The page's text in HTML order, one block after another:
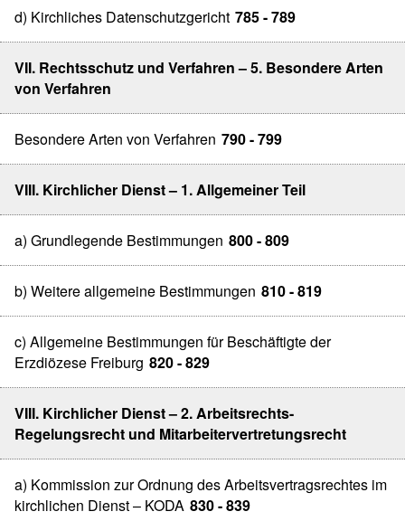
d) Kirchliches Datenschutzgericht 785 - 789
VII. Rechtsschutz und Verfahren – 5. Besondere Arten
von Verfahren
Besondere Arten von Verfahren 790 - 799
VIII. Kirchlicher Dienst – 1. Allgemeiner Teil
a) Grundlegende Bestimmungen 800 - 809
b) Weitere allgemeine Bestimmungen 810 - 819
c) Allgemeine Bestimmungen für Beschäftigte der
Erzdiözese Freiburg 820 - 829
VIII. Kirchlicher Dienst – 2. Arbeitsrechts-
Regelungsrecht und Mitarbeitervertretungsrecht
a) Kommission zur Ordnung des Arbeitsvertragsrechtes im
kirchlichen Dienst – KODA 830 - 839